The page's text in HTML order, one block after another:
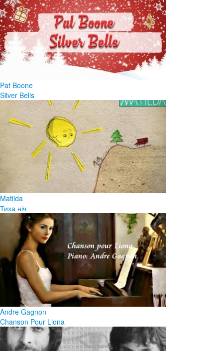
Pat Boone
Silver Bells
Matilda
Тиха ніч
Andre Gagnon
Chanson Pour Liona